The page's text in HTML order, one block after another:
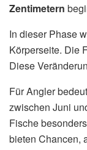
Zentimetern
In dieser Phase
Körperseite. Die
Diese
Für Angler
zwischen Juni
Fische
bieten Chancen,